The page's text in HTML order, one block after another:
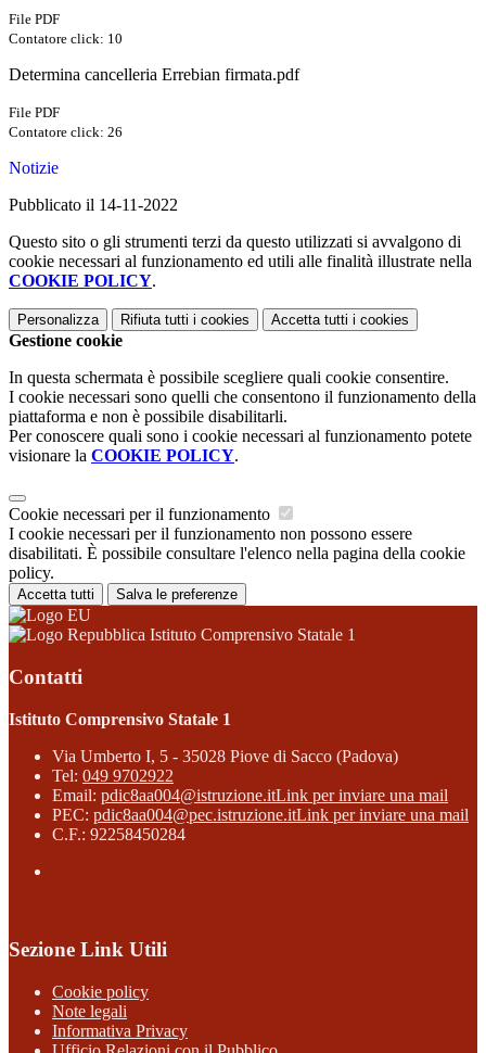
File PDF
Contatore click: 10
Determina cancelleria Errebian firmata.pdf
File PDF
Contatore click: 26
Notizie
Pubblicato il 14-11-2022
Questo sito o gli strumenti terzi da questo utilizzati si avvalgono di
cookie necessari al funzionamento ed utili alle finalità illustrate nella
COOKIE POLICY.
Personalizza Rifiuta tutti i cookies Accetta tutti i cookies
Gestione cookie
In questa schermata è possibile scegliere quali cookie consentire.
I cookie necessari sono quelli che consentono il funzionamento della
piattaforma e non è possibile disabilitarli.
Per conoscere quali sono i cookie necessari al funzionamento potete
visionare la COOKIE POLICY.
Cookie necessari per il funzionamento
I cookie necessari per il funzionamento non possono essere
disabilitati. È possibile consultare l'elenco nella pagina della cookie
policy.
Accetta tutti Salva le preferenze
Istituto Comprensivo Statale 1
Contatti
Istituto Comprensivo Statale 1
Via Umberto I, 5 - 35028 Piove di Sacco (Padova)
Tel: 049 9702922
Email: pdic8aa004@istruzione.itLink per inviare una mail
PEC: pdic8aa004@pec.istruzione.itLink per inviare una mail
C.F.: 92258450284
Sezione Link Utili
Cookie policy
Note legali
Informativa Privacy